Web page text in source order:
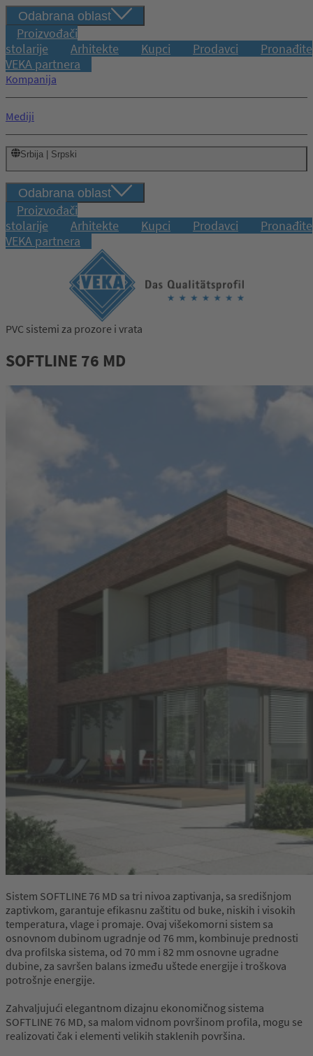
Odabrana oblast
Proizvođači
stolarije
Arhitekte Kupci Prodavci
Pronađite
VEKA partnera
Kompanija
Mediji
Srbija | Srpski
Odabrana oblast
Proizvođači
stolarije
Arhitekte Kupci Prodavci
Pronađite
VEKA partnera
PVC sistemi za prozore i vrata
SOFTLINE 76 MD
Sistem SOFTLINE 76 MD sa tri nivoa zaptivanja, sa središnjom
zaptivkom, garantuje efikasnu zaštitu od buke, niskih i visokih
temperatura, vlage i promaje. Ovaj višekomorni sistem sa
osnovnom dubinom ugradnje od 76 mm, kombinuje prednosti
dva profilska sistema, od 70 mm i 82 mm osnovne ugradne
dubine, za savršen balans između uštede energije i troškova
potrošnje energije.
Zahvaljujući elegantnom dizajnu ekonomičnog sistema
SOFTLINE 76 MD, sa malom vidnom površinom profila, mogu se
realizovati čak i elementi velikih staklenih površina.